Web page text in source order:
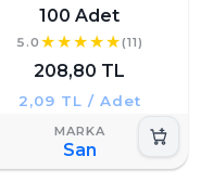
100 Adet
5.0 (11)
208,80 TL
2,09 TL / Adet
San